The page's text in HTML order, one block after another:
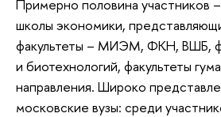
Примерно половина участников
школы экономики,
факультеты – МИЭМ, ФКН, ВШБ,
и биотехнологий, факультеты
направления. Широко
московские вузы: среди